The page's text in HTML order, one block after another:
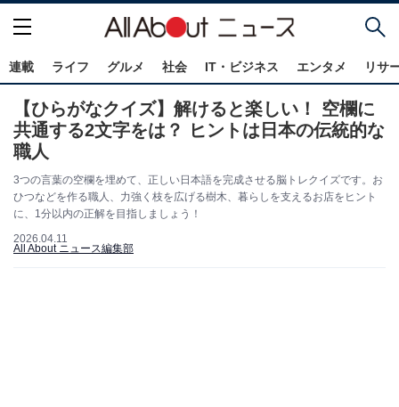
連載 ライフ グルメ 社会 IT・ビジネス エンタメ リサ
【ひらがなクイズ】解けると楽しい！ 空欄に
共通する2文字をは？ ヒントは日本の伝統的な
職人
3つの言葉の空欄を埋めて、正しい日本語を完成させる脳トレクイズです。お
ひつなどを作る職人、力強く枝を広げる樹木、暮らしを支えるお店をヒント
に、1分以内の正解を目指しましょう！
2026.04.11
All About ニュース編集部